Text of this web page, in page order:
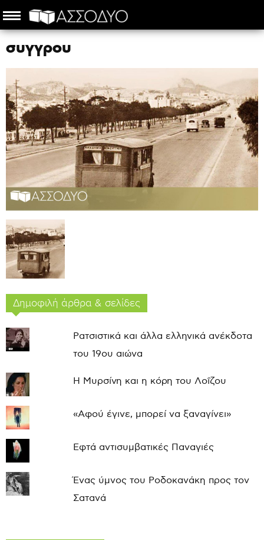
συγγρου
Δημοφιλή άρθρα & σελίδες
Ρατσιστικά και άλλα ελληνικά ανέκδοτα
του 19ου αιώνα
Η Μυρσίνη και η κόρη του Λοΐζου
«Αφού έγινε, μπορεί να ξαναγίνει»
Εφτά αντισυμβατικές Παναγιές
Ένας ύμνος του Ροδοκανάκη προς τον
Σατανά